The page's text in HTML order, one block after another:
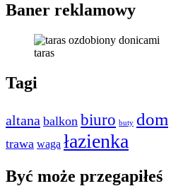
Baner reklamowy
taras
Tagi
altana balkon biuro buty dom
trawa waga łazienka
Być może przegapiłeś